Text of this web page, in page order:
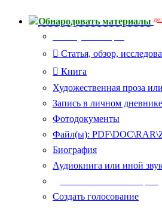
Обнародовать материалы
Статья, обзор,
Книга
Художественная проза
Запись в личном
Фотодокументы
Файл(ы):
Биография
Аудиокнига или иной
Создать голосование